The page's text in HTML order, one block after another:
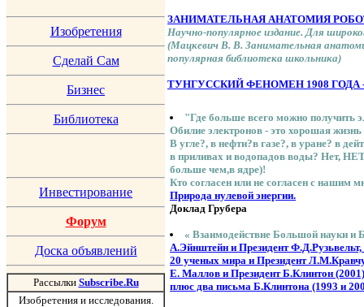
Изобретения
Сделай Сам
Бизнес
Библиотека
Инвестирование
Форум
Доска объявлений
Рассылки Subscribe.Ru
Изобретения и исследования.
ЗАНИМАТЕЛЬНАЯ АНАТОМИЯ
Научно-популярное издание. Для
(Мацкевич В. В. Занимательная
популярная библиотека школьника)
ТУHГУССКИЙ ФЕHОМЕH 1908
"Где больше всего можно получить
Обилие электронов - это хорошая
В угле?, в нефти?в газе?, в уране? в
в приливах и водопадов воды?
больше чем,в ядре)!
Кто согласен или не согласен с нашим
Природа нулевой энергии.
Доклад Грубера
« Взаимодействие Большой науки и
А.Эйнштейн и Президент Ф.Д.Рузьвельт,
20 ученых мира и Президент
Е. Маллов и Президент Б.Клинтон (2001)
плюс два письма Б.Клинтона (1993 и